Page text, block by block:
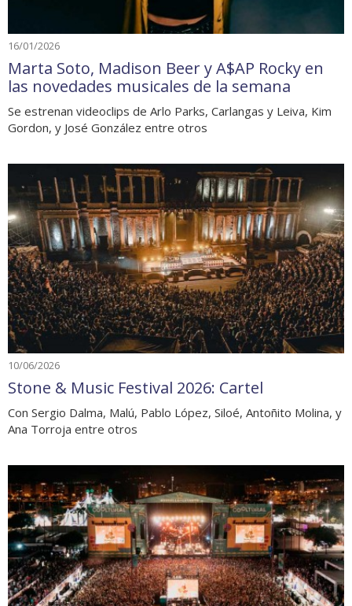
16/01/2026
Marta Soto, Madison Beer y A$AP Rocky en
las novedades musicales de la semana
Se estrenan videoclips de Arlo Parks, Carlangas y Leiva, Kim
Gordon, y José González entre otros
10/06/2026
Stone & Music Festival 2026: Cartel
Con Sergio Dalma, Malú, Pablo López, Siloé, Antoñito Molina, y
Ana Torroja entre otros